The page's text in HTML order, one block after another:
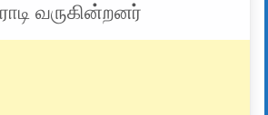
வருகின்றனர்